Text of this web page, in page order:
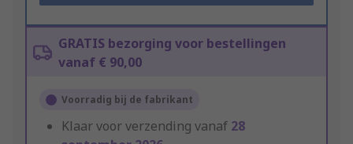
GRATIS bezorging voor bestellingen
vanaf € 90,00
Voorradig bij de fabrikant
Klaar voor verzending vanaf 28